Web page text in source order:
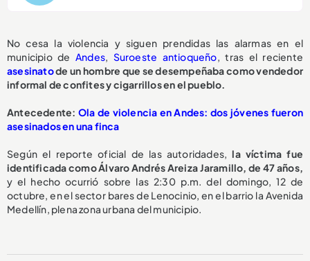
No cesa la violencia y siguen prendidas las alarmas en el
municipio deAndes, Suroeste antioqueño, tras el reciente
asesinatode un hombre que se desempeñaba como vendedor
informal de confites y cigarrillos en el pueblo.
Antecedente: Ola de violencia en Andes: dos jóvenes fueron
asesinados en una finca
Según el reporte oficial de las autoridades,la víctima fue
identificada como Álvaro Andrés Areiza Jaramillo, de 47 años,
y el hecho ocurrió sobre las 2:30 p.m. del domingo, 12 de
octubre, en el sector bares de Lenocinio, en el barrio la Avenida
Medellín, plena zona urbana del municipio.